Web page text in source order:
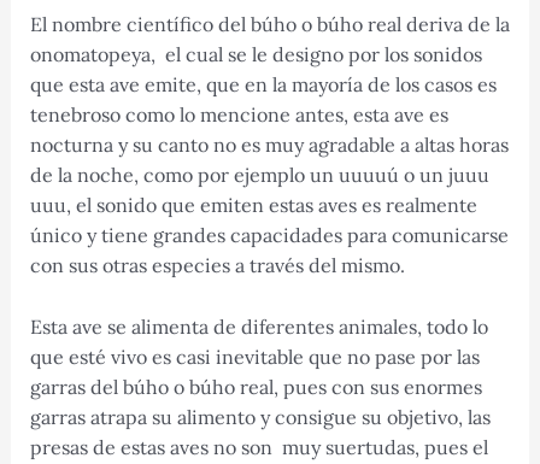
El nombre científico del búho o búho real deriva de la
onomatopeya, el cual se le designo por los sonidos
que esta ave emite, que en la mayoría de los casos es
tenebroso como lo mencione antes, esta ave es
nocturna y su canto no es muy agradable a altas horas
de la noche, como por ejemplo un uuuuú o un juuu
uuu, el sonido que emiten estas aves es realmente
único y tiene grandes capacidades para comunicarse
con sus otras especies a través del mismo.
Esta ave se alimenta de diferentes animales, todo lo
que esté vivo es casi inevitable que no pase por las
garras del búho o búho real, pues con sus enormes
garras atrapa su alimento y consigue su objetivo, las
presas de estas aves no son muy suertudas, pues el